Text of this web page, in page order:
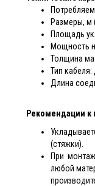
Размеры, м
Площадь
Мощность
Толщина
Тип
Длина
Рекомендации к
(стяжки).
При
любой